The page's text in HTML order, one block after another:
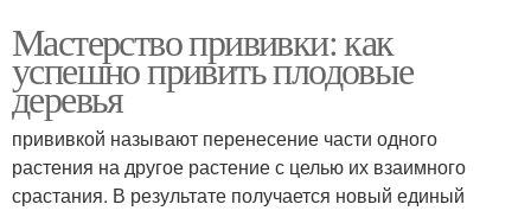
Мастерство прививки: как
успешно привить плодовые
деревья
прививкой называют перенесение части одного
растения на другое растение с целью их взаимного
срастания. В результате получается новый единый